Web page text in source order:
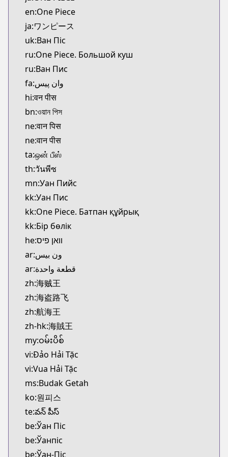
Kitsu
CDJapan
CDJapan
https://www.anime-planet.com/manga/https://
MangaUpdates
MangaUpdates
https://www.mangaupdates.com/
Book☆Walker
https://bookwalker.jp/series/13002/list
Official English
Official English
https://mangaplus.shueisha.co.jp/titles/100020
en:One Piece
ja:ワンピース
uk:Ван Піс
ru:One Piece. Большой куш
ru:Ван Пис
fa:وان پیس
hi:वन पीस
bn:ওয়ান পিস
ne:वान पिस
ne:वान पीस
ta:ஒன் பீஸ்
th:วันพีซ
mn:Уан Пийс
kk:Уан Пис
kk:One Piece. Батпан құйрық
kk:Бір бөлік
he:וואן פיס
ar:ون بيس
ar:قطعة واحدة
zh:海贼王
zh:海盗路飞
zh:航海王
zh-hk:海賊王
my:ဝမ်းပိစ်
vi:Đảo Hải Tặc
vi:Vua Hải Tặc
ms:Budak Getah
ko:원피스
te:వన్ పీస్
be:Ўан Піс
be:Ўанпіс
be:Ўан-Піс